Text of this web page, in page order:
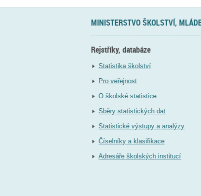
MINISTERSTVO ŠKOLSTVÍ,
Rejstříky, databáze
Statistika školství
Pro veřejnost
O školské statistice
Sběry statistických dat
Statistické výstupy a analýzy
Číselníky a klasifikace
Adresáře školských institucí